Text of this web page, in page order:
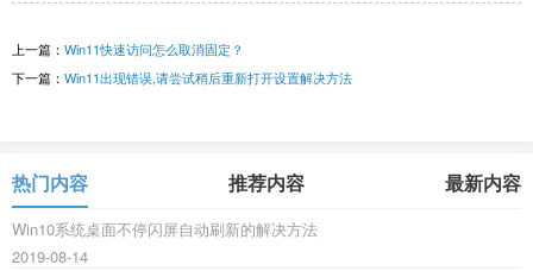
上一篇： Win11快速访问怎么取消固定？
下一篇： Win11出现错误,请尝试稍后重新打开设置解决方法
热门内容 推荐内容 最新内容
Win10系统桌面不停闪屏自动刷新的解决方法
2019-08-14